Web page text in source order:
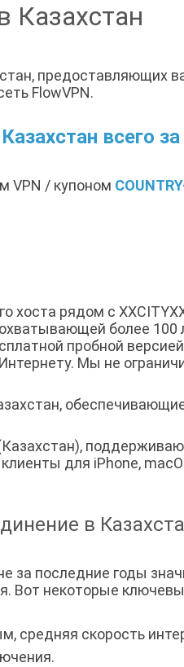
Казахстан
FlowVPN.
всего
VPN / купоном
хоста рядом с
более
пробной
Мы не
клиенты для iPhone,
в
за последние годы
Вот некоторые
средняя скорость